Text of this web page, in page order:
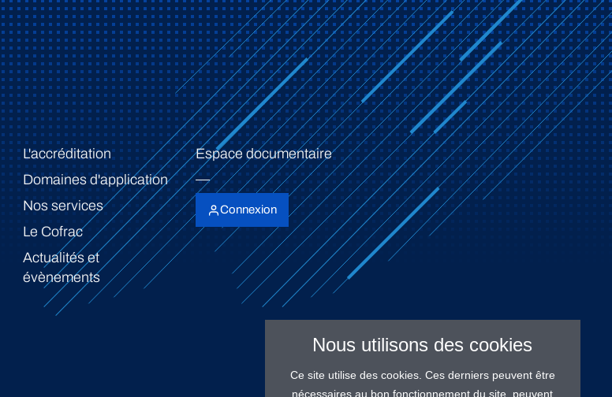
L'accréditation
Domaines d'application
Nos services
Le Cofrac
Actualités et
évènements
Espace documentaire
Connexion
Nous utilisons des cookies
Ce site utilise des cookies. Ces derniers peuvent être
nécessaires au bon fonctionnement du site, peuvent